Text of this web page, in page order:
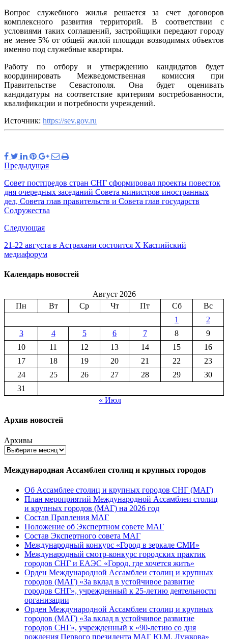
Вопрос служебного жилья решается за счет договоров
комплексного развития территорий. В соответствии с
условиями таких соглашений, застройщики передают городу
не менее 5% от общей жилой площади возводимых объектов
именно под служебные квартиры.
Работу по отбору и утверждению кандидатов будет
координировать Межведомственная комиссия при
Правительстве Севастополя. Она будет оценивать
кандидатуры на соответствие критериям востребованности,
квалификации и потребности учреждений.
Источник: https://sev.gov.ru
Предыдущая
Совет постпредов стран СНГ сформировал проекты повесток
дня очередных заседаний Совета министров иностранных
дел, Совета глав правительств и Совета глав государств
Содружества
Следующая
21-22 августа в Астрахани состоится Х Каспийский
медиафорум
Календарь новостей
Август 2026
Пн
Вт Ср Чт Пт Сб
Вс
1
2
3
4 5 6 7 8
9
10
11 12 13 14 15
16
17
18 19 20 21 22
23
24
25 26 27 28 29
30
31
« Июл
Архив новостей
Архивы
Международная Ассамблея столиц и крупных городов
Об Ассамблее столиц и крупных городов СНГ (МАГ)
План мероприятий Международной Ассамблеи столиц
и крупных городов (МАГ) на 2026 год
Состав Правления МАГ
Положение об Экспертном совете МАГ
Состав Экспертного совета МАГ
Международный конкурс «Город в зеркале СМИ»
Международный смотр-конкурс городских практик
городов СНГ и ЕАЭС «Город, где хочется жить»
Орден Международной Ассамблеи столиц и крупных
городов (МАГ) «За вклад в устойчивое развитие
городов СНГ», учрежденный к 25-летию деятельности
организации
Орден Международной Ассамблеи столиц и крупных
городов (МАГ) «За вклад в устойчивое развитие
городов СНГ», учрежденный к «90-летию со дня
рождения Первого президента МАГ Ю.М. Лужкова»